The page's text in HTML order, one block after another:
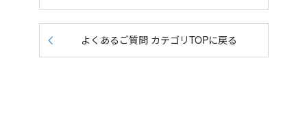
よくあるご質問 カテゴリTOPに戻る